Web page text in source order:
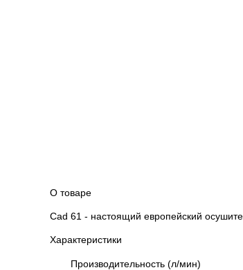
О товаре
Cad 61 - настоящий европейский
Характеристики
Производительность (л/мин)